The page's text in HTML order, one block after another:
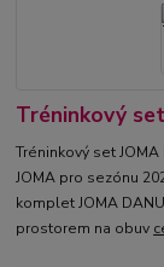
Tréninkový
Tréninkový set
JOMA pro sezónu
komplet JOMA
prostorem na obuv